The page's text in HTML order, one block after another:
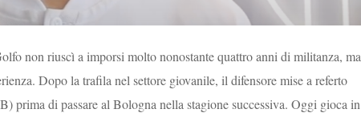
non riuscì a imporsi molto nonostante quattro anni di militanza, ma
Dopo la trafila nel settore giovanile, il difensore mise a referto
prima di passare al Bologna nella stagione successiva. Oggi gioca in